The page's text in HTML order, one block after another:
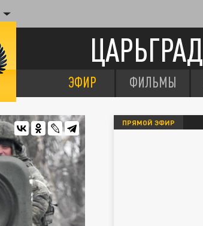
ЦАРЬГРАД
ЭФИР ФИЛЬМЫ
ПРЯМОЙ ЭФИР